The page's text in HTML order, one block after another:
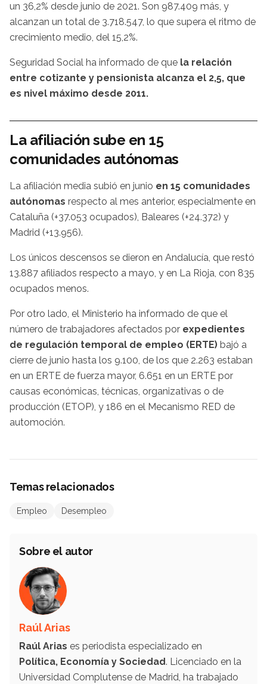
un 36,2% desde junio de 2021. Son 987.409 más, y
alcanzan un total de 3.718.547, lo que supera el ritmo de
crecimiento medio, del 15,2%.
Seguridad Social ha informado de que la relación
entre cotizante y pensionista alcanza el 2,5, que
es nivel máximo desde 2011.
La afiliación sube en 15
comunidades autónomas
La afiliación media subió en junio en 15 comunidades
autónomas respecto al mes anterior, especialmente en
Cataluña (+37.053 ocupados), Baleares (+24.372) y
Madrid (+13.956).
Los únicos descensos se dieron en Andalucía, que restó
13.887 afiliados respecto a mayo, y en La Rioja, con 835
ocupados menos.
Por otro lado, el Ministerio ha informado de que el
número de trabajadores afectados por expedientes
de regulación temporal de empleo (ERTE) bajó a
cierre de junio hasta los 9.100, de los que 2.263 estaban
en un ERTE de fuerza mayor, 6.651 en un ERTE por
causas económicas, técnicas, organizativas o de
producción (ETOP), y 186 en el Mecanismo RED de
automoción.
Temas relacionados
Empleo Desempleo
Sobre el autor
Raúl Arias
Raúl Arias es periodista especializado en
Política, Economía y Sociedad. Licenciado en la
Universidad Complutense de Madrid, ha trabajado